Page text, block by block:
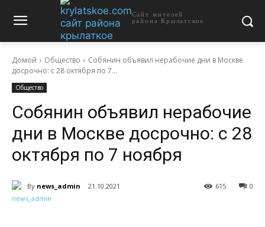
Сайт жителей
района Крылатское
Домой Общество
Собянин объявил нерабочие дни в Москве
досрочно: с 28 октября по 7...
Общество
Собянин объявил нерабочие
дни в Москве досрочно: с 28
октября по 7 ноября
By news_admin 21.10.2021 0
615